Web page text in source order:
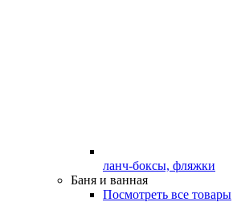
ланч-боксы, фляжки
Баня и ванная
Посмотреть все товары